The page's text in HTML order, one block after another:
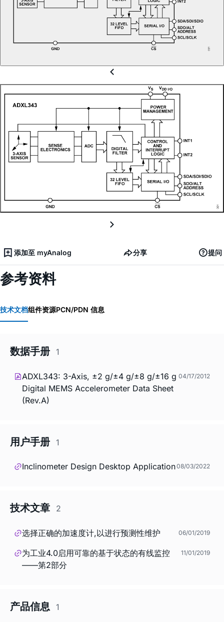
添加至 myAnalog 分享 提问
参考资料
技术文档组件资源PCN/PDN 信息
数据手册 1
ADXL343: 3-Axis, ±2 g/±4 g/±8 g/±16 g
Digital MEMS Accelerometer Data Sheet
(Rev.A)
04/17/2012
用户手册 1
Inclinometer Design Desktop Application08/03/2022
技术文章 2
选择正确的加速度计,以进行预测性维护 06/01/2019
为工业4.0启用可靠的基于状态的有线监控
——第2部分
11/01/2019
产品信息 1